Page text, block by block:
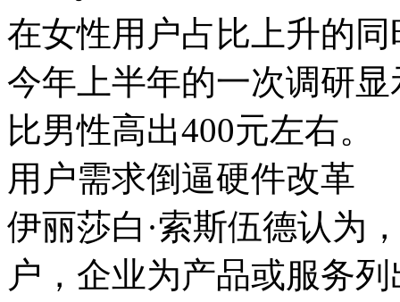
在女性用户占比上升的
今年上半年的一次调研
比男性高出400元左右。
用户需求倒逼硬件改革
伊丽莎白·索斯伍德认为
户，企业为产品或服务